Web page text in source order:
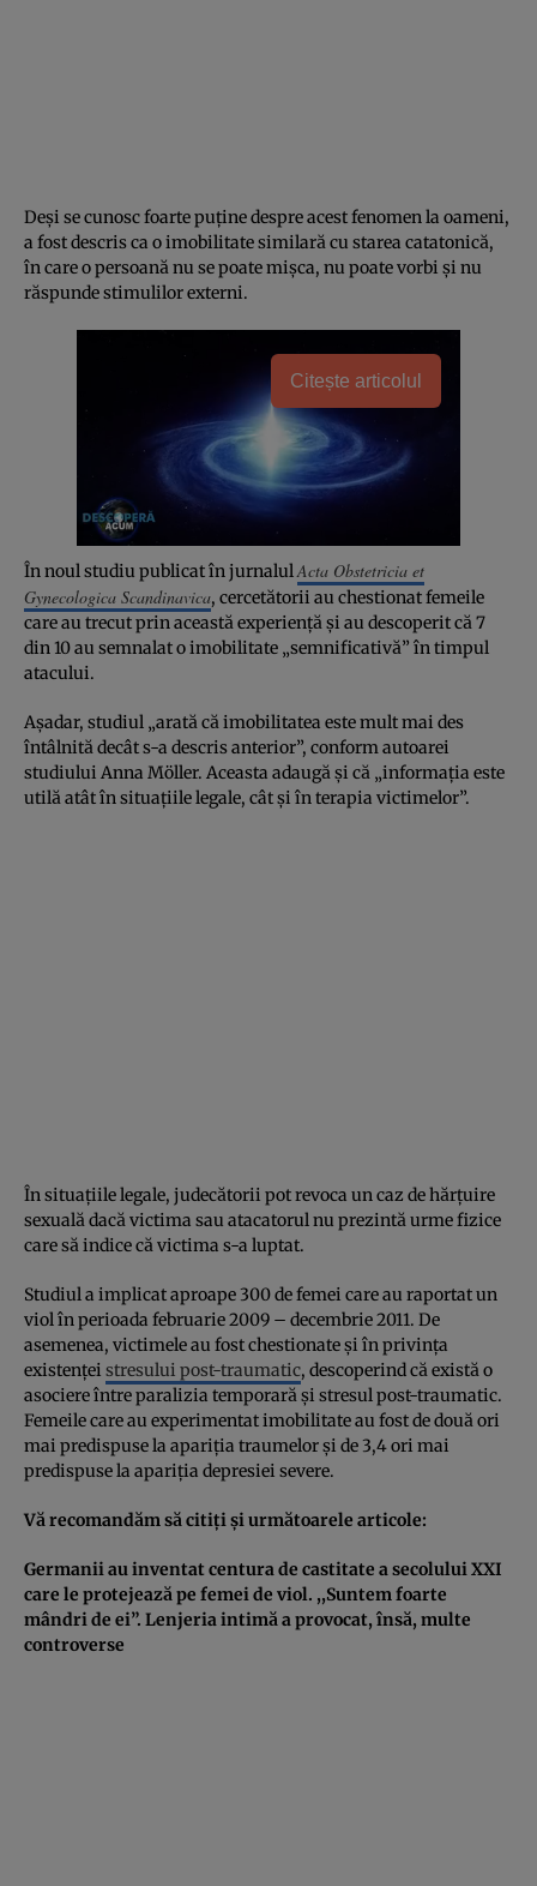
Deşi se cunosc foarte puţine despre acest fenomen la oameni,
a fost descris ca o imobilitate similară cu starea catatonică,
în care o persoană nu se poate mişca, nu poate vorbi şi nu
răspunde stimulilor externi.
Citește articolul
În noul studiu publicat în jurnalulActa Obstetricia et
Gynecologica Scandinavica, cercetătorii au chestionat femeile
care au trecut prin această experienţă şi au descoperit că 7
din 10 au semnalat o imobilitate „semnificativă” în timpul
atacului.
Aşadar, studiul „arată că imobilitatea este mult mai des
întâlnită decât s-a descris anterior”, conform autoarei
studiului Anna Möller. Aceasta adaugă şi că „informaţia este
utilă atât în situaţiile legale, cât şi în terapia victimelor”.
În situaţiile legale, judecătorii pot revoca un caz de hărţuire
sexuală dacă victima sau atacatorul nu prezintă urme fizice
care să indice că victima s-a luptat.
Studiul a implicat aproape 300 de femei care au raportat un
viol în perioada februarie 2009 – decembrie 2011. De
asemenea, victimele au fost chestionate şi în privinţa
existenţei stresului post-traumatic, descoperind că există o
asociere între paralizia temporară şi stresul post-traumatic.
Femeile care au experimentat imobilitate au fost de două ori
mai predispuse la apariţia traumelor şi de 3,4 ori mai
predispuse la apariţia depresiei severe.
Vă recomandăm să citiţi şi următoarele articole:
Germanii au inventat centura de castitate a secolului XXI
care le protejează pe femei de viol. ,,Suntem foarte
mândri de ei”. Lenjeria intimă a provocat, însă, multe
controverse